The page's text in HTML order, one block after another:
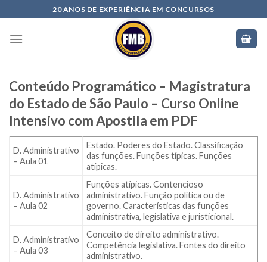
20 ANOS DE EXPERIÊNCIA EM CONCURSOS
Conteúdo Programático – Magistratura
do Estado de São Paulo – Curso Online
Intensivo com Apostila em PDF
D. Administrativo
– Aula 01
Estado. Poderes do Estado. Classificação
das funções. Funções típicas. Funções
atípicas.
D. Administrativo
– Aula 02
Funções atípicas. Contencioso
administrativo. Função política ou de
governo. Características das funções
administrativa, legislativa e juristicional.
D. Administrativo
– Aula 03
Conceito de direito administrativo.
Competência legislativa. Fontes do direito
administrativo.